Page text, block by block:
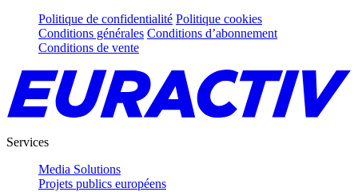
Politique de confidentialité Politique cookies
Conditions générales Conditions d’abonnement
Conditions de vente
Services
Media Solutions
Projets publics européens